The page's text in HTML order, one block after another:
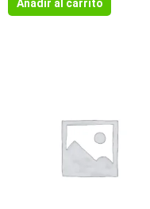
Añadir al carrito